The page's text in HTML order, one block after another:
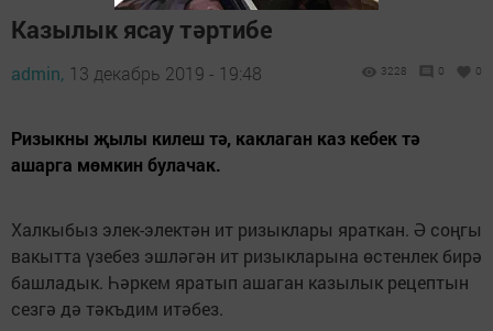
Казылык ясау тәртибе
admin, 13 декабрь 2019 - 19:48 3228 0 0
Ризыкны җылы килеш тә, каклаган каз кебек тә
ашарга мөмкин булачак.
Халкыбыз элек-электән ит ризыклары яраткан. Ә соңгы
вакытта үзебез эшләгән ит ризыкларына өстенлек бирә
башладык. Һәркем яратып ашаган казылык рецептын
сезгә дә тәкъдим итәбез.